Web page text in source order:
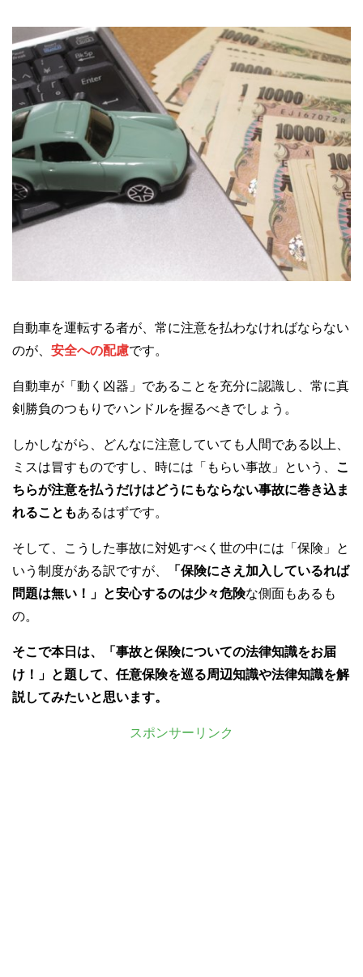
自動車を運転する者が、常に注意を払わなければならない
のが、 安全への配慮です。
自動車が「動く凶器」であることを充分に認識し、常に真
剣勝負のつもりでハンドルを握るべきでしょう。
しかしながら、どんなに注意していても人間である以上、
ミスは冒すものですし、時には「もらい事故」という、 こ
ちらが注意を払うだけはどうにもならない事故に巻き込ま
れることもあるはずです。
そして、こうした事故に対処すべく世の中には「保険」と
いう制度がある訳ですが、
「保険にさえ加入しているれば
問題は無い！」と安心するのは少々危険な側面もあるも
の。
そこで本日は、「 事故と保険についての法律知識をお届
け！」と題して、任意保険を巡る周辺知識や法律知識を解
説してみたいと思います。
スポンサーリンク